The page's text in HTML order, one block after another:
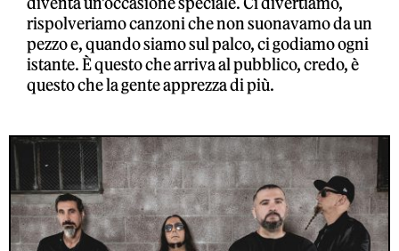
rispolveriamo canzoni che non suonavamo da un
pezzo e, quando siamo sul palco, ci godiamo ogni
istante. È questo che arriva al pubblico, credo, è
questo che la gente apprezza di più.